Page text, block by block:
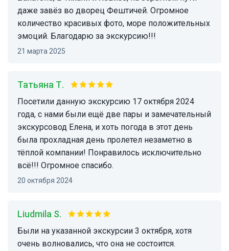
даже завёз во дворец Фештичей. Огромное
количество красивых фото, море положительных
эмоций. Благодарю за экскурсию!!!
21 марта 2025
Татьяна Т.
Посетили данную экскурсию 17 октября 2024
года, с нами были ещё две пары и замечательный
экскурсовод Елена, и хоть погода в этот день
была прохладная день пролетел незаметно в
тёплой компании! Понравилось исключительно
всё!!! Огромное спасибо.
20 октября 2024
Liudmila S.
Были на указанной экскурсии 3 октября, хотя
очень волновались, что она не состоится.